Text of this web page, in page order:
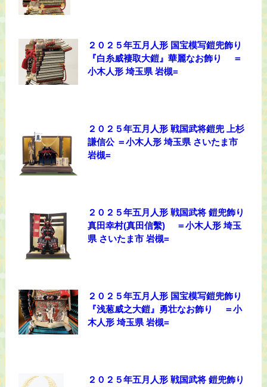
２０２５年五月人形 国宝模写鎧兜飾り
『白糸威褄取大鎧』華麗なお飾り ＝
小木人形 埼玉県 岩槻=
２０２５年五月人形 戦国武将鎧兜 上杉
謙信公 ＝小木人形 埼玉県 さいたま市
岩槻=
２０２５年五月人形 戦国武将 鎧兜飾り
真田幸村(真田信繫) ＝小木人形 埼玉
県 さいたま市 岩槻=
２０２５年五月人形 国宝模写鎧兜飾り
『浅葱威之大鎧』勇壮なお飾り ＝小
木人形 埼玉県 岩槻=
２０２５年五月人形 戦国武将 鎧兜飾り